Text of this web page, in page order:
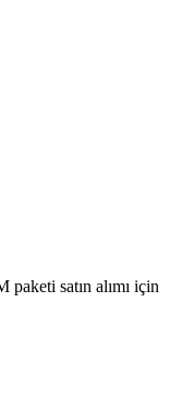
paketi satın alımı için